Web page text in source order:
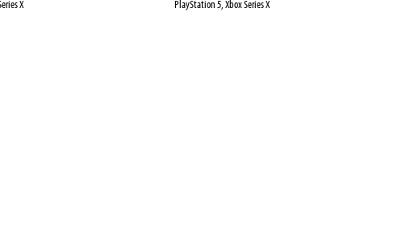
X PlayStation 5, Xbox Series X